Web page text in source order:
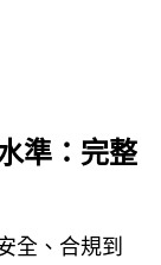
準：完整
全、合規到